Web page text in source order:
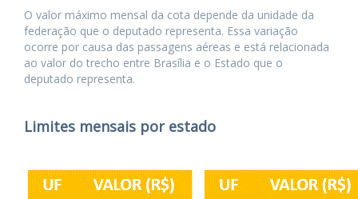
O valor máximo mensal da cota depende da unidade da
federação que o deputado representa. Essa variação
ocorre por causa das passagens aéreas e está relacionada
ao valor do trecho entre Brasília e o Estado que o
deputado representa.
Limites mensais por estado